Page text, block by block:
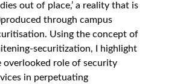
out of place,’ a reality that is
through campus
Using the concept of
securitization, I highlight
overlooked role of security
in perpetuating